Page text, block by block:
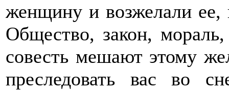
женщину и возжелали
Общество, закон, мораль,
совесть мешают этому
преследовать вас во